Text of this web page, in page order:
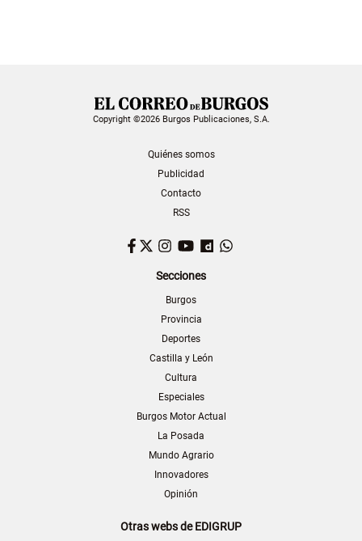
Copyright ©2026 Burgos Publicaciones, S.A.
Quiénes somos
Publicidad
Contacto
RSS
Facebook
TwitterInstagram
YouTubeDailymotion
Secciones
Burgos
Provincia
Deportes
Castilla y León
Cultura
Especiales
Burgos Motor Actual
La Posada
Mundo Agrario
Innovadores
Opinión
Otras webs de EDIGRUP